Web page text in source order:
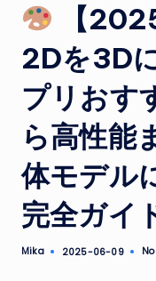
【
2Dを3D
プリおす
ら高性能
体モデル
完全ガイ
Posted
Mika 2025-06-09